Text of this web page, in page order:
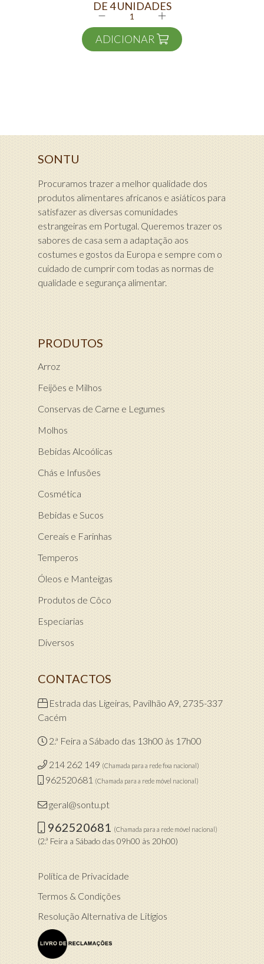
DE 4 UNIDADES
ADICIONAR
SONTU
Procuramos trazer a melhor qualidade dos
produtos alimentares africanos e asiáticos para
satisfazer as diversas comunidades
estrangeiras em Portugal. Queremos trazer os
sabores de casa sem a adaptação aos
costumes e gostos da Europa e sempre com o
cuidado de cumprir com todas as normas de
qualidade e segurança alimentar.
PRODUTOS
Arroz
Feijões e Milhos
Conservas de Carne e Legumes
Molhos
Bebidas Alcoólicas
Chás e Infusões
Cosmética
Bebidas e Sucos
Cereais e Farinhas
Temperos
Óleos e Manteigas
Produtos de Côco
Especiarias
Diversos
CONTACTOS
Estrada das Ligeiras, Pavilhão A9, 2735-337
Cacém
2.ª Feira a Sábado das 13h00 às 17h00
214 262 149 (Chamada para a rede fixa nacional)
962520681 (Chamada para a rede móvel nacional)
geral@sontu.pt
962520681 (Chamada para a rede móvel nacional)
(2.ª Feira a Sábado das 09h00 às 20h00)
Política de Privacidade
Termos & Condições
Resolução Alternativa de Litígios